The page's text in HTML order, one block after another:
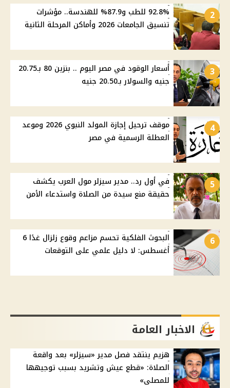
2
92.8% للطب و87.9% للهندسة.. مؤشرات
تنسيق الجامعات 2026 وأماكن المرحلة الثانية
3
أسعار الوقود في مصر اليوم .. بنزين 80 بـ20.75
جنيه والسولار بـ20.50 جنيه
4
موقف ترحيل إجازة المولد النبوي 2026 وموعد
العطلة الرسمية في مصر
5
في أول رد.. مدير سيزلر مول العرب يكشف
حقيقة منع سيدة من الصلاة واستدعاء الأمن
6
البحوث الفلكية تحسم مزاعم وقوع زلزال غدًا 6
أغسطس: لا دليل علمي على التوقعات
الاخبار العامة
هزيم ينتقد فصل مدير «سيزلر» بعد واقعة
الصلاة: «قطع عيش وتشريد بسبب توجيهها
للمصلى»